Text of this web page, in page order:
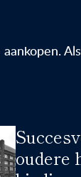
oudere